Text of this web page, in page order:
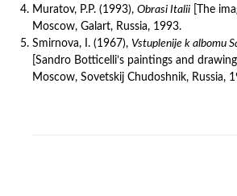
Muratov, P.P. (1993), Obrasi Italii [The
Moscow, Galart, Russia, 1993.
Smirnova, I. (1967), Vstuplenije k albomu
[Sandro Botticelli’s paintings and
Moscow, Sovetskij Chudoshnik, Russia,